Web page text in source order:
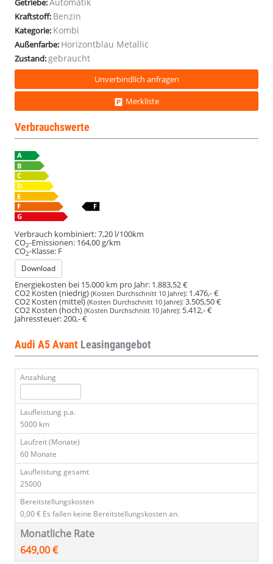
Modell
Modell
Modell
Modell
Getriebe:
Kraftstoff: Benzin
Kategorie: Kombi
Außenfarbe: Horizontblau Metallic
Zustand: gebraucht
Unverbindlich anfragen
Merkliste
Verbrauchswerte
Verbrauch kombiniert:7,20 l/100km
CO2-Emissionen: 164,00 g/km
CO2-Klasse: F
Download
Energiekosten bei 15.000 km pro Jahr: 1.883,52 €
CO2 Kosten (niedrig) (Kosten Durchschnitt 10 Jahre): 1.476,- €
CO2 Kosten (mittel)(Kosten Durchschnitt 10 Jahre):3.505,50 €
CO2 Kosten (hoch) (Kosten Durchschnitt 10 Jahre): 5.412,- €
Jahressteuer:200,- €
Audi A5 Avant Leasingangebot
Anzahlung
Laufleistung p.a.
5000 km
Laufzeit (Monate)
60 Monate
Laufleistung gesamt
25000
Bereitstellungskosten
0,00 € Es fallen keine Bereitstellungskosten an.
Monatliche Rate
649,00 €